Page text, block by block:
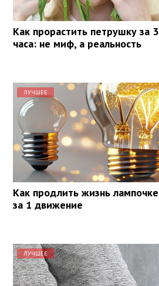
Как прорастить петрушку за 3
часа: не миф, а реальность
ЛУЧШЕЕ
Как продлить жизнь лампочке
за 1 движение
ЛУЧШЕЕ